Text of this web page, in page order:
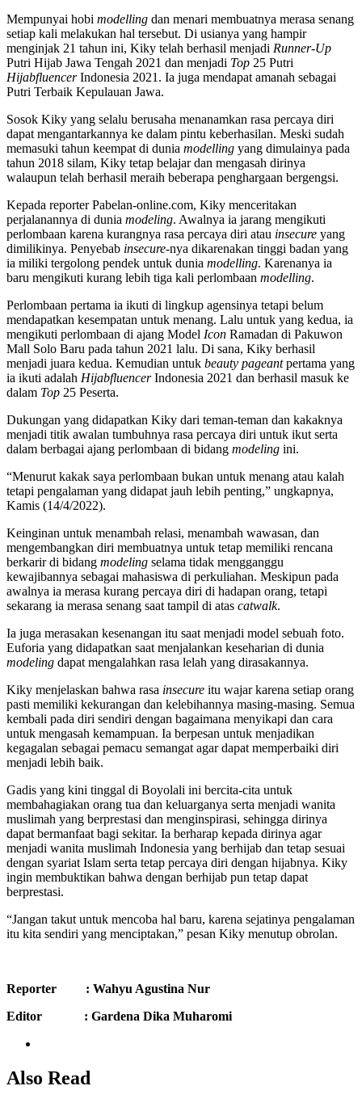
Mempunyai hobi modelling dan menari membuatnya merasa senang
setiap kali melakukan hal tersebut. Di usianya yang hampir
menginjak 21 tahun ini, Kiky telah berhasil menjadi Runner-Up
Putri Hijab Jawa Tengah 2021 dan menjadi Top 25 Putri
HijabfluencerIndonesia 2021. Ia juga mendapat amanah sebagai
Putri Terbaik Kepulauan Jawa.
Sosok Kiky yang selalu berusaha menanamkan rasa percaya diri
dapat mengantarkannya ke dalam pintu keberhasilan. Meski sudah
memasuki tahun keempat di dunia modelling yang dimulainya pada
tahun 2018 silam, Kiky tetap belajar dan mengasah dirinya
walaupun telah berhasil meraih beberapa penghargaan bergengsi.
Kepada reporter Pabelan-online.com, Kiky menceritakan
perjalanannya di dunia modeling. Awalnya ia jarang mengikuti
perlombaan karena kurangnya rasa percaya diri atau insecure yang
dimilikinya. Penyebab insecure-nya dikarenakan tinggi badan yang
ia miliki tergolong pendek untuk dunia modelling. Karenanya ia
baru mengikuti kurang lebih tiga kali perlombaan modelling.
Perlombaan pertama ia ikuti di lingkup agensinya tetapi belum
mendapatkan kesempatan untuk menang. Lalu untuk yang kedua, ia
mengikuti perlombaan di ajang Model Icon Ramadan di Pakuwon
Mall Solo Baru pada tahun 2021 lalu. Di sana, Kiky berhasil
menjadi juara kedua. Kemudian untuk beauty pageantpertama yang
ia ikuti adalah HijabfluencerIndonesia 2021 dan berhasil masuk ke
dalam Top 25 Peserta.
Dukungan yang didapatkan Kiky dari teman-teman dan kakaknya
menjadi titik awalan tumbuhnya rasa percaya diri untuk ikut serta
dalam berbagai ajang perlombaan di bidang modeling ini.
“Menurut kakak saya perlombaan bukan untuk menang atau kalah
tetapi pengalaman yang didapat jauh lebih penting,” ungkapnya,
Kamis (14/4/2022).
Keinginan untuk menambah relasi, menambah wawasan, dan
mengembangkan diri membuatnya untuk tetap memiliki rencana
berkarir di bidang modeling selama tidak mengganggu
kewajibannya sebagai mahasiswa di perkuliahan. Meskipun pada
awalnya ia merasa kurang percaya diri di hadapan orang, tetapi
sekarang ia merasa senang saat tampil di atas catwalk.
Ia juga merasakan kesenangan itu saat menjadi model sebuah foto.
Euforia yang didapatkan saat menjalankan keseharian di dunia
modeling dapat mengalahkan rasa lelah yang dirasakannya.
Kiky menjelaskan bahwa rasa insecure itu wajar karena setiap orang
pasti memiliki kekurangan dan kelebihannya masing-masing. Semua
kembali pada diri sendiri dengan bagaimana menyikapi dan cara
untuk mengasah kemampuan. Ia berpesan untuk menjadikan
kegagalan sebagai pemacu semangat agar dapat memperbaiki diri
menjadi lebih baik.
Gadis yang kini tinggal di Boyolali ini bercita-cita untuk
membahagiakan orang tua dan keluarganya serta menjadi wanita
muslimah yang berprestasi dan menginspirasi, sehingga dirinya
dapat bermanfaat bagi sekitar. Ia berharap kepada dirinya agar
menjadi wanita muslimah Indonesia yang berhijab dan tetap sesuai
dengan syariat Islam serta tetap percaya diri dengan hijabnya. Kiky
ingin membuktikan bahwa dengan berhijab pun tetap dapat
berprestasi.
“Jangan takut untuk mencoba hal baru, karena sejatinya pengalaman
itu kita sendiri yang menciptakan,” pesan Kiky menutup obrolan.
Reporter : Wahyu Agustina Nur
Editor : Gardena Dika Muharomi
Also Read